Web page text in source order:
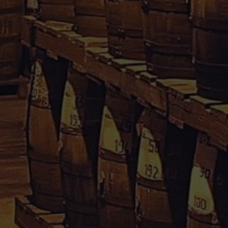
Rhum Caraïbes – Vente en ligne de rhum agricole de
Guadeloupe & Martinique.
Votre avis nous interesse, cliquez
içi
Informations
Conditions Générales de Vente
Mentions Légales
Paiement sécurisé
Politique de confidentialité